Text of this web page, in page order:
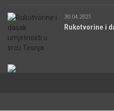
30.04.2021
Rukotvorine i